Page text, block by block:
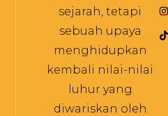
sejarah, tetapi
sebuah upaya
menghidupkan
kembali nilai-nilai
luhur yang
diwariskan oleh